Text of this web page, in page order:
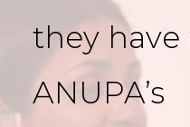
they have
ANUPA’s